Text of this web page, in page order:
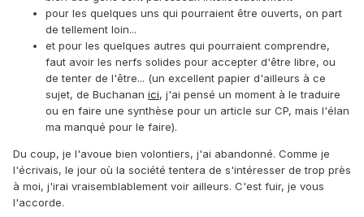
Bienvenue néanmoins
pour les quelques uns qui pourraient être ouverts, on part
de tellement loin...
et pour les quelques autres qui pourraient comprendre,
faut avoir les nerfs solides pour accepter d'être libre, ou
de tenter de l'être... (un excellent papier d'ailleurs à ce
sujet, de Buchanan ici, j'ai pensé un moment à le traduire
ou en faire une synthèse pour un article sur CP, mais l'élan
ma manqué pour le faire).
Du coup, je l'avoue bien volontiers, j'ai abandonné. Comme je
l'écrivais, le jour où la société tentera de s'intéresser de trop près
à moi, j'irai vraisemblablement voir ailleurs. C'est fuir, je vous
l'accorde.